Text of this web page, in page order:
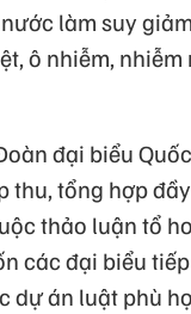
làm suy
ô nhiễm, nhiễm
đại biểu
thu, tổng hợp
thảo luận tổ
các đại biểu
dự án luật phù